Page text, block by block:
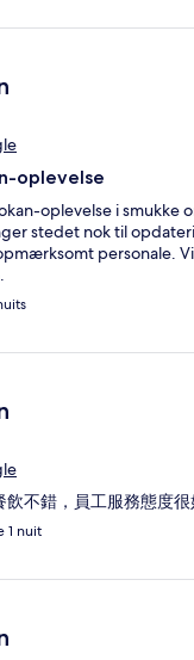
oplevelse
oplevelse i smukke
stedet nok til
personale.
飲不錯，員工服務態度很
1 nuit